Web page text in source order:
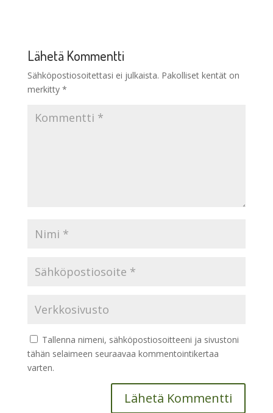
Lähetä Kommentti
Sähköpostiosoitettasi ei julkaista. Pakolliset kentät on
merkitty *
Tallenna nimeni, sähköpostiosoitteeni ja sivustoni
tähän selaimeen seuraavaa kommentointikertaa
varten.